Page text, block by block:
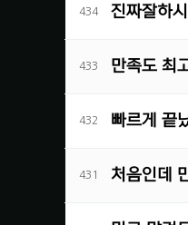
434 진짜잘하
433 만족도 최
432 빠르게 끝
431 처음인데